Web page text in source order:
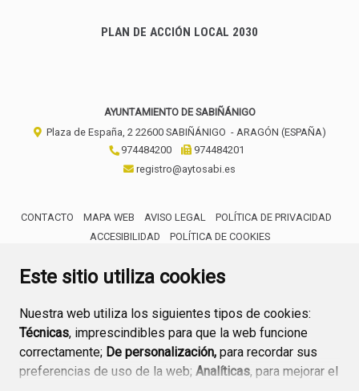
Este sitio utiliza cookies
Nuestra web utiliza los siguientes tipos de cookies:
Técnicas, imprescindibles para que la web funcione
correctamente; De personalización, para recordar sus
preferencias de uso de la web; Analíticas, para mejorar el
PLAN DE ACCIÓN LOCAL 2030
AYUNTAMIENTO DE SABIÑÁNIGO
Plaza de España, 2 22600 SABIÑÁNIGO - ARAGÓN (ESPAÑA)
974484200
974484201
registro@aytosabi.es
CONTACTO MAPA WEB AVISO LEGAL
POLÍTICA DE PRIVACIDAD
ACCESIBILIDAD
POLÍTICA DE COOKIES